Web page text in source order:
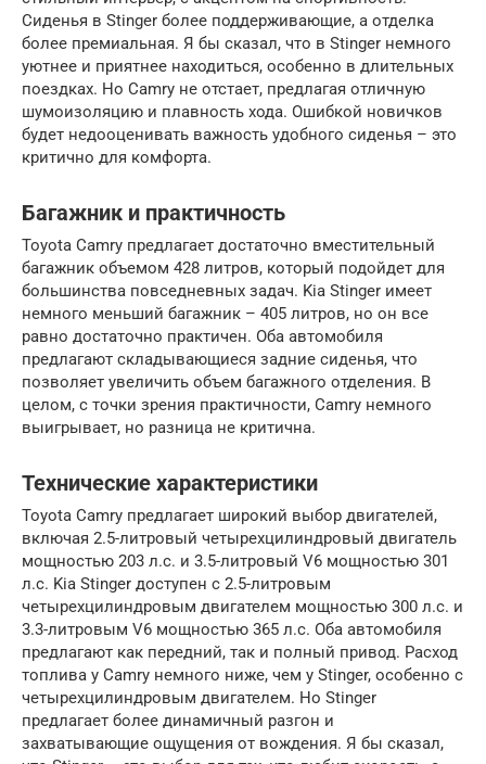
Сиденья в Stinger более поддерживающие, а отделка
более премиальная. Я бы сказал, что в Stinger немного
уютнее и приятнее находиться, особенно в длительных
поездках. Но Camry не отстает, предлагая отличную
шумоизоляцию и плавность хода. Ошибкой новичков
будет недооценивать важность удобного сиденья – это
критично для комфорта.
Багажник и практичность
Toyota Camry предлагает достаточно вместительный
багажник объемом 428 литров, который подойдет для
большинства повседневных задач. Kia Stinger имеет
немного меньший багажник – 405 литров, но он все
равно достаточно практичен. Оба автомобиля
предлагают складывающиеся задние сиденья, что
позволяет увеличить объем багажного отделения. В
целом, с точки зрения практичности, Camry немного
выигрывает, но разница не критична.
Технические характеристики
Toyota Camry предлагает широкий выбор двигателей,
включая 2.5-литровый четырехцилиндровый двигатель
мощностью 203 л.с. и 3.5-литровый V6 мощностью 301
л.с. Kia Stinger доступен с 2.5-литровым
четырехцилиндровым двигателем мощностью 300 л.с. и
3.3-литровым V6 мощностью 365 л.с. Оба автомобиля
предлагают как передний, так и полный привод. Расход
топлива у Camry немного ниже, чем у Stinger, особенно с
четырехцилиндровым двигателем. Но Stinger
предлагает более динамичный разгон и
захватывающие ощущения от вождения. Я бы сказал,